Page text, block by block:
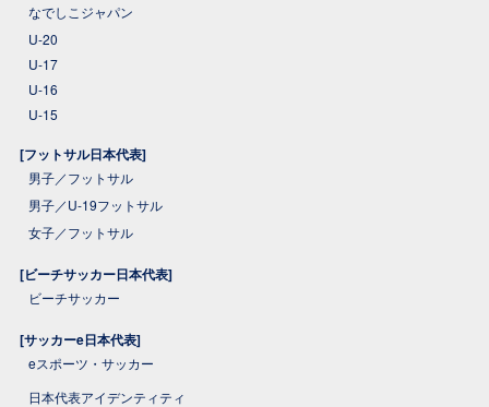
なでしこジャパン
U-20
U-17
U-16
U-15
[フットサル日本代表]
男子／フットサル
男子／U-19フットサル
女子／フットサル
[ビーチサッカー日本代表]
ビーチサッカー
[サッカーe日本代表]
eスポーツ・サッカー
日本代表アイデンティティ